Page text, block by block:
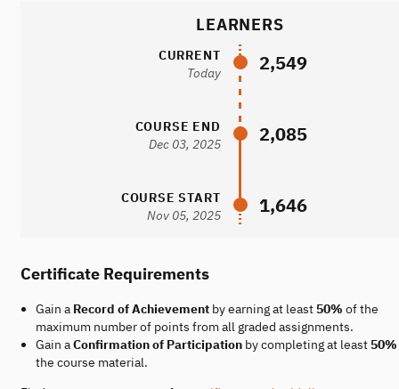
LEARNERS
CURRENT
Today
2,549
COURSE END
Dec 03, 2025
2,085
COURSE START
Nov 05, 2025
1,646
Certificate Requirements
Gain a Record of Achievementby earning at least 50% of the
maximum number of points from all graded assignments.
Gain aConfirmation of Participationby completing at least 50%
the course material.